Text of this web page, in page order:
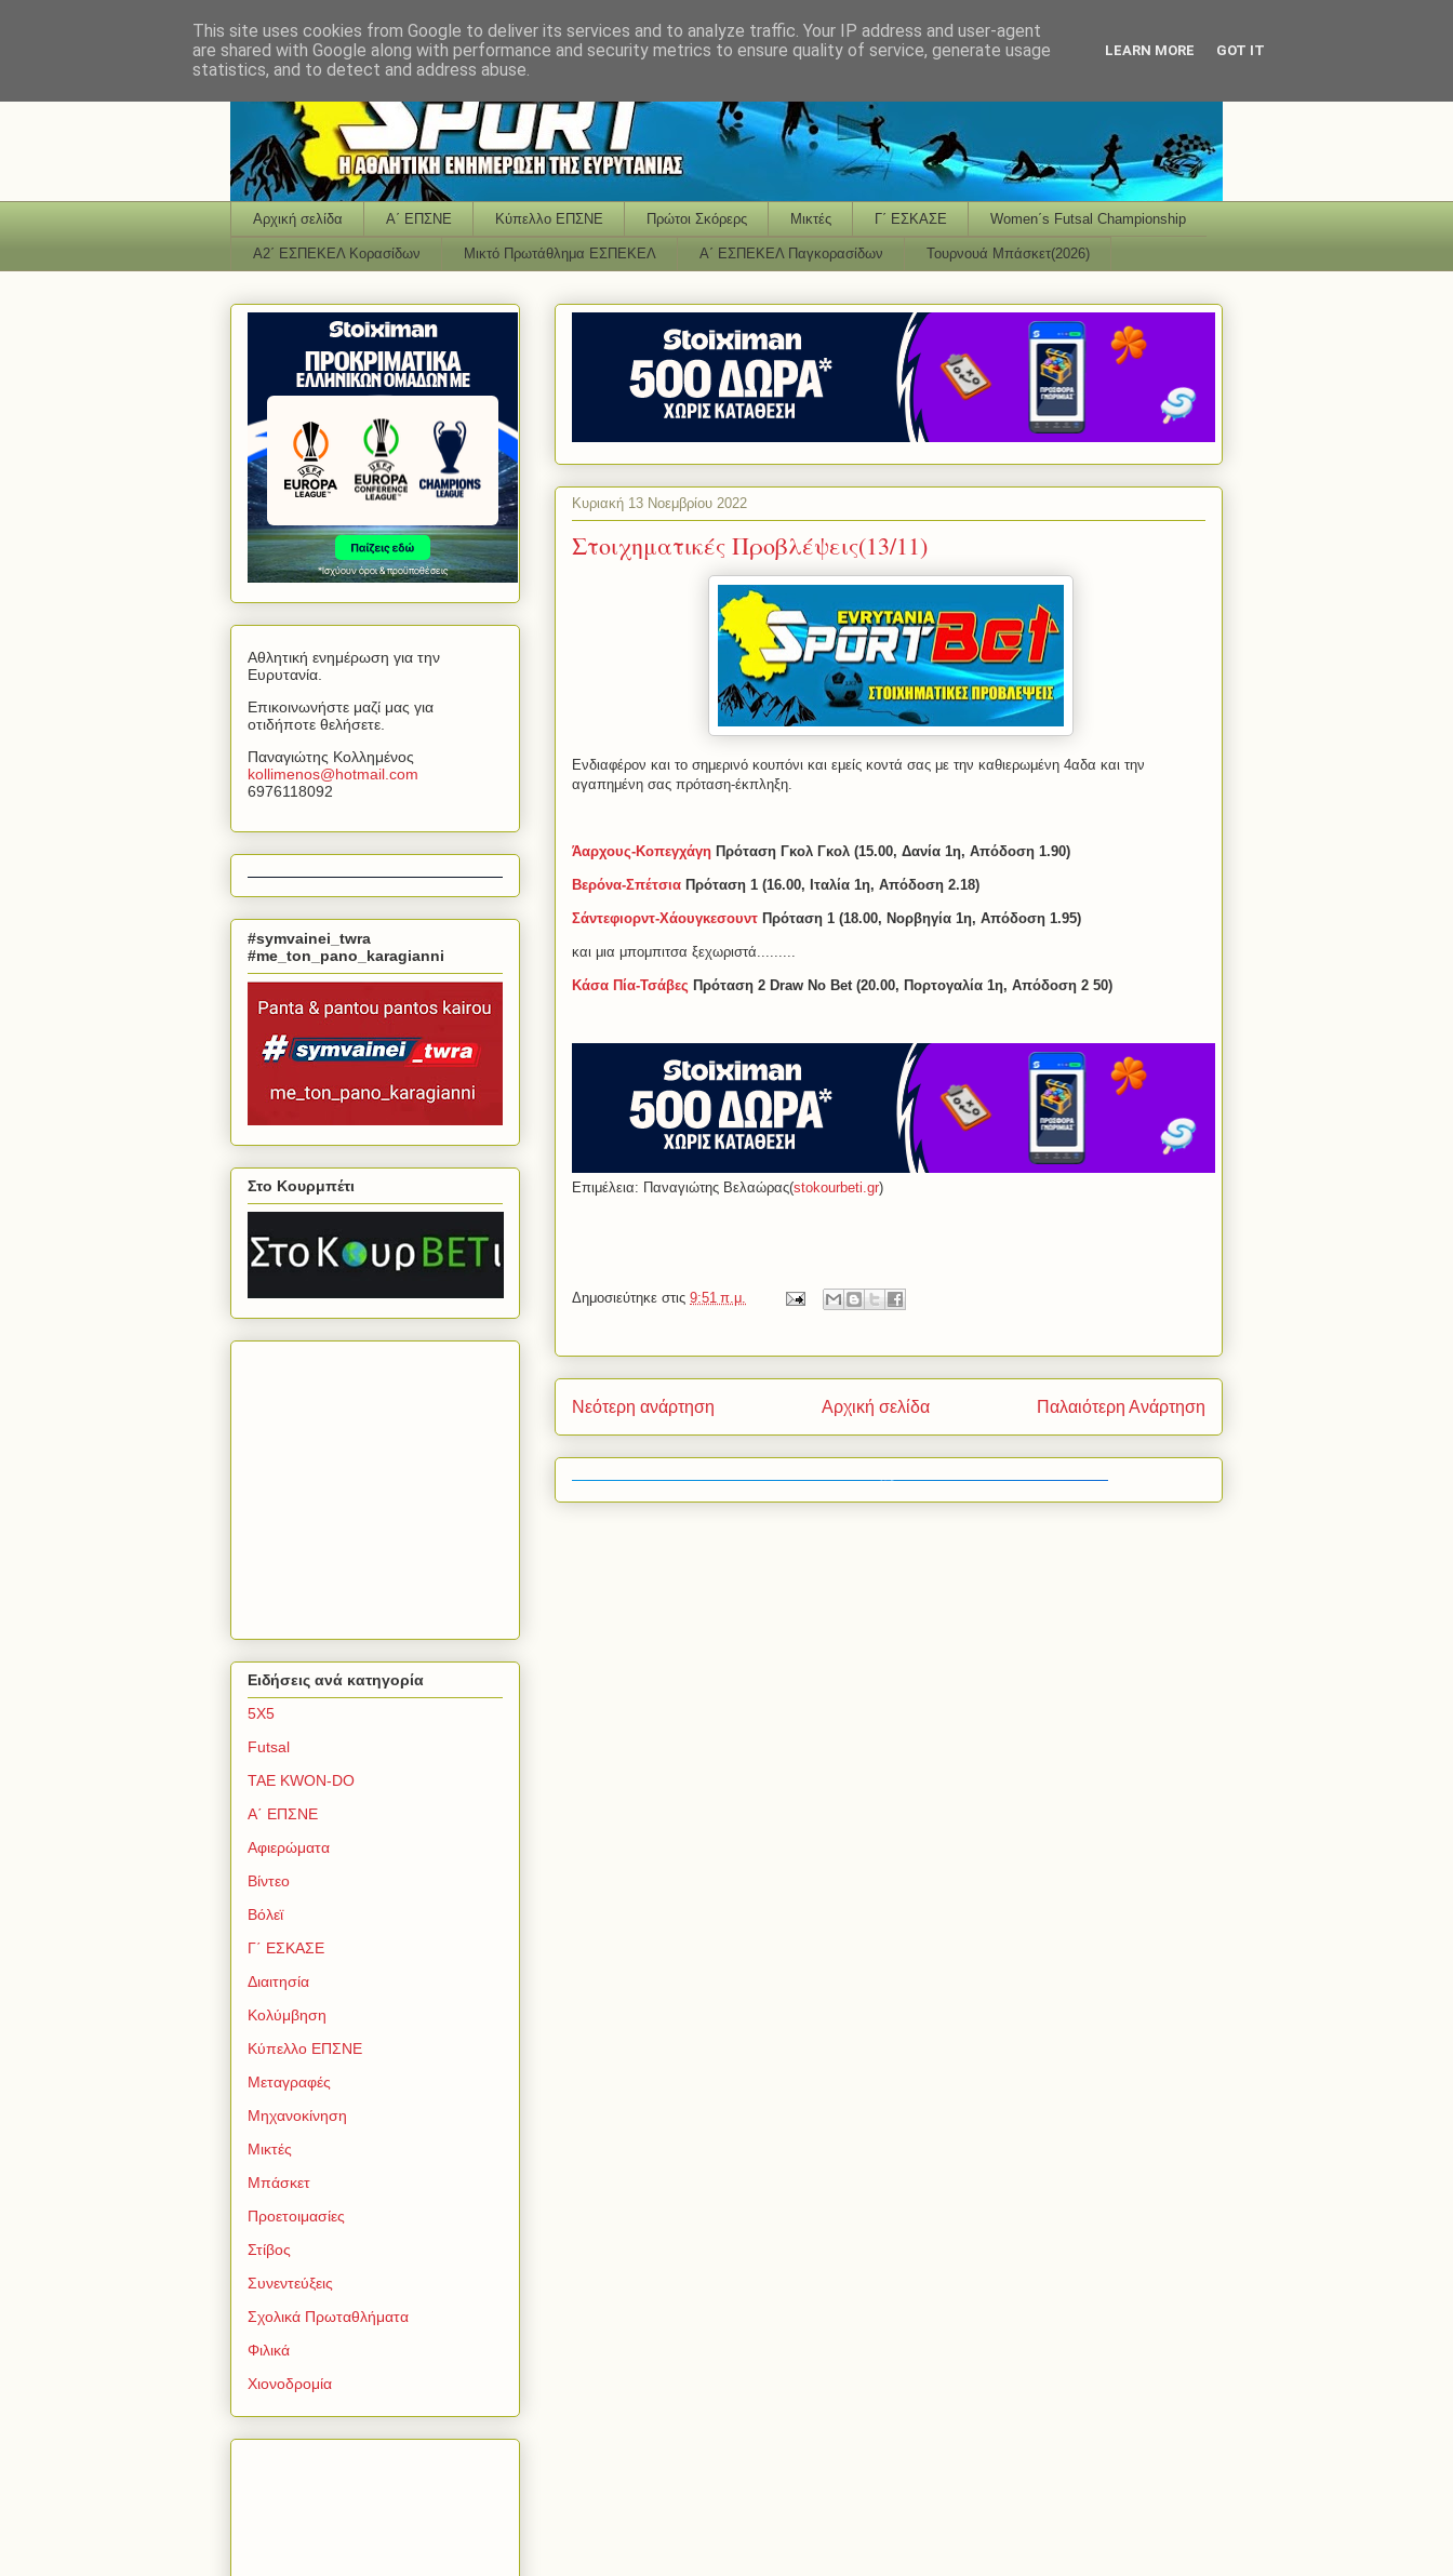
Αρχική σελίδα Α΄ ΕΠΣΝΕ Κύπελλο ΕΠΣΝΕ Πρώτοι Σκόρερς Μικτές Γ΄ ΕΣΚΑΣΕ Women΄s Futsal Championship
Α2΄ ΕΣΠΕΚΕΛ Κορασίδων Μικτό Πρωτάθλημα ΕΣΠΕΚΕΛ Α΄ ΕΣΠΕΚΕΛ Παγκορασίδων Τουρνουά Μπάσκετ(2026)
Κυριακή 13 Νοεμβρίου 2022
Στοιχηματικές Προβλέψεις(13/11)
Ενδιαφέρον και το σημερινό κουπόνι και εμείς κοντά σας με την καθιερωμένη 4αδα και την
αγαπημένη σας πρόταση-έκπληξη.
Άαρχους-Κοπεγχάγη Πρόταση Γκολ Γκολ (15.00, Δανία 1η, Απόδοση 1.90)
Βερόνα-Σπέτσια Πρόταση 1 (16.00, Ιταλία 1η, Απόδοση 2.18)
Σάντεφιορντ-Χάουγκεσουντ Πρόταση 1 (18.00, Νορβηγία 1η, Απόδοση 1.95)
και μια μπομπιτσα ξεχωριστά.........
Κάσα Πία-Τσάβες Πρόταση 2 Draw No Bet (20.00, Πορτογαλία 1η, Απόδοση 2 50)
Επιμέλεια: Παναγιώτης Βελαώρας(stokourbeti.gr)
Δημοσιεύτηκε στις 9:51 π.μ.
Νεότερη ανάρτηση Παλαιότερη Ανάρτηση
Αρχική σελίδα
Αθλητική ενημέρωση για την
Ευρυτανία.
Επικοινωνήστε μαζί μας για
οτιδήποτε θελήσετε.
Παναγιώτης Κολλημένος
kollimenos@hotmail com
6976118092
#symvainei_twra
#me_ton_pano_karagianni
Στο Κουρμπέτι
Ειδήσεις ανά κατηγορία
5Χ5
Futsal
TAE KWON-DO
Α΄ ΕΠΣΝΕ
Αφιερώματα
Βίντεο
Βόλεϊ
Γ΄ ΕΣΚΑΣΕ
Διαιτησία
Κολύμβηση
Κύπελλο ΕΠΣΝΕ
Μεταγραφές
Μηχανοκίνηση
Μικτές
Μπάσκετ
Προετοιμασίες
Στίβος
Συνεντεύξεις
Σχολικά Πρωταθλήματα
Φιλικά
Χιονοδρομία
This site uses cookies from Google to deliver its services and to analyze traffic. Your IP address and user-agent
are shared with Google along with performance and security metrics to ensure quality of service, generate usage
statistics, and to detect and address abuse.
LEARN MORE GOT IT